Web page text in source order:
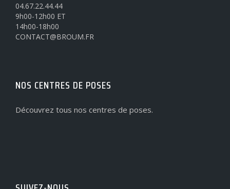
04.67.22.44.44
9h00-12h00 ET
14h00-18h00
CONTACT@BROUM.FR
NOS CENTRES DE POSES
Découvrez tous nos centres de poses.